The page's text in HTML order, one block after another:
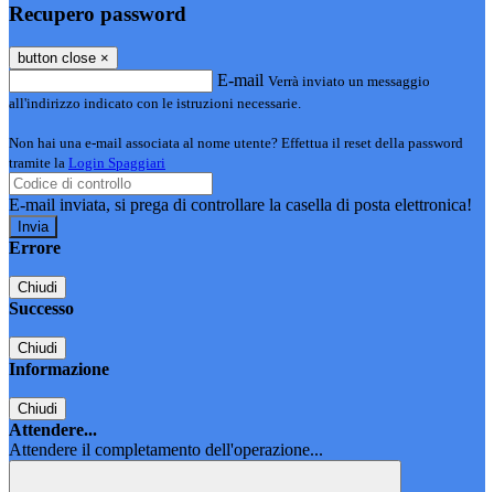
Recupero password
button close ×
E-mail Verrà inviato un messaggio
all'indirizzo indicato con le istruzioni necessarie.
Non hai una e-mail associata al nome utente? Effettua il reset della password
tramite la Login Spaggiari
E-mail inviata, si prega di controllare la casella di posta elettronica!
Errore
Chiudi
Successo
Chiudi
Informazione
Chiudi
Attendere...
Attendere il completamento dell'operazione...